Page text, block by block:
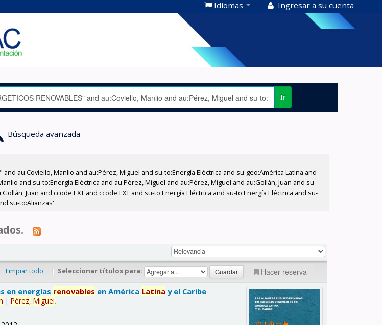
Idiomas Ingresar a su cuenta
Ir
Búsqueda avanzada
and au:Coviello, Manlio and au:Pérez, Miguel and su-to:Energía Eléctrica and su-geo:América Latina and
and su-to:Energía Eléctrica and au:Pérez, Miguel and au:Pérez, Miguel and au:Gollán, Juan and su-
Juan and ccode:EXT and ccode:EXT and su-to:Energía Eléctrica and su-to:Energía Eléctrica and su-
su-to:Alianzas'
Limpiar todo | Seleccionar títulos para: Hacer reserva
en energías renovables en América Latina y el Caribe
|Pérez, Miguel.